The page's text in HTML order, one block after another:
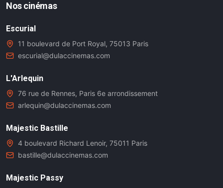
Nos cinémas
Escurial
11 boulevard de Port Royal, 75013 Paris
escurial@dulaccinemas.com
L'Arlequin
76 rue de Rennes, Paris 6e arrondissement
arlequin@dulaccinemas.com
Majestic Bastille
4 boulevard Richard Lenoir, 75011 Paris
bastille@dulaccinemas.com
Majestic Passy